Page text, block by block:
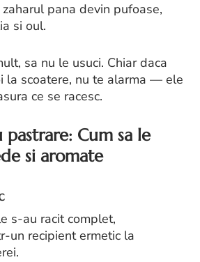
pana devin pufoase,
si oul.
sa nu le usuci. Chiar daca
la scoatere, nu te alarma — ele
ce se racesc.
pastrare: Cum sa le
si aromate
s-au racit complet,
un recipient ermetic la